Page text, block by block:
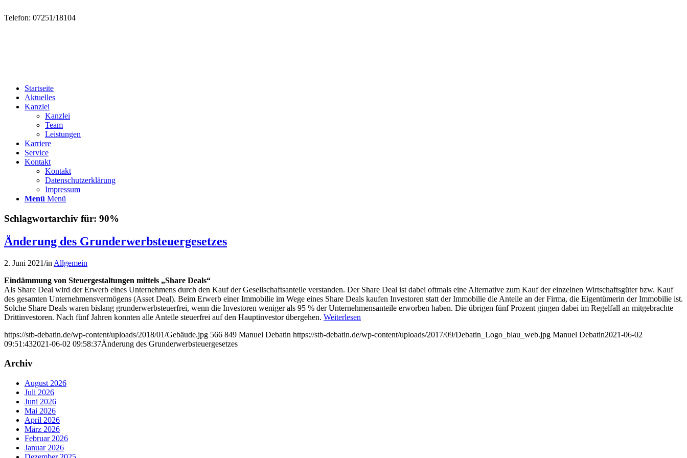
Telefon: 07251/18104
Startseite
Aktuelles
Kanzlei
Kanzlei
Team
Leistungen
Karriere
Service
Kontakt
Kontakt
Datenschutzerklärung
Impressum
Menü Menü
Schlagwortarchiv für: 90%
Änderung des Grunderwerbsteuergesetzes
2. Juni 2021/in Allgemein
Eindämmung von Steuergestaltungen mittels „Share Deals“
Als Share Deal wird der Erwerb eines Unternehmens durch den Kauf der Gesellschaftsanteile verstanden. Der Share Deal ist dabei oftmals eine Alternative zum Kauf der einzelnen Wirtschaftsgüter bzw. Kauf
des gesamten Unternehmensvermögens (Asset Deal). Beim Erwerb einer Immobilie im Wege eines Share Deals kaufen Investoren statt der Immobilie die Anteile an der Firma, die Eigentümerin der Immobilie ist.
Solche Share Deals waren bislang grunderwerbsteuerfrei, wenn die Investoren weniger als 95 % der Unternehmensanteile erworben haben. Die übrigen fünf Prozent gingen dabei im Regelfall an mitgebrachte
Drittinvestoren. Nach fünf Jahren konnten alle Anteile steuerfrei auf den Hauptinvestor übergehen. Weiterlesen
https://stb-debatin.de/wp-content/uploads/2018/01/Gebäude.jpg 566 849 Manuel Debatin https://stb-debatin.de/wp-content/uploads/2017/09/Debatin_Logo_blau_web.jpg Manuel Debatin2021-06-02
09:51:432021-06-02 09:58:37Änderung des Grunderwerbsteuergesetzes
Archiv
August 2026
Juli 2026
Juni 2026
Mai 2026
April 2026
März 2026
Februar 2026
Januar 2026